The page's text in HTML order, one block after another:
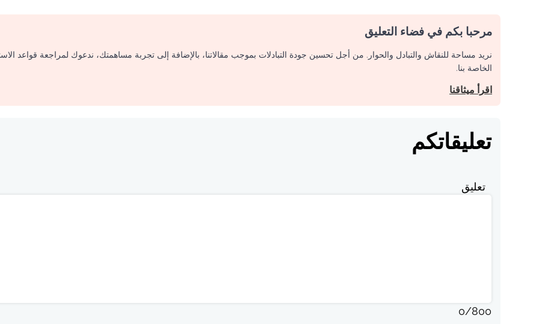
مرحبا بكم في فضاء التعليق
نريد مساحة للنقاش والتبادل والحوار. من أجل تحسين جودة التبادلات بموجب مقالاتنا، بالإضافة إلى تجربة مساهمتك، ندعوك لمراجعة قواعد
الخاصة بنا.
اقرأ ميثاقنا
تعليقاتكم
تعليق
0/800